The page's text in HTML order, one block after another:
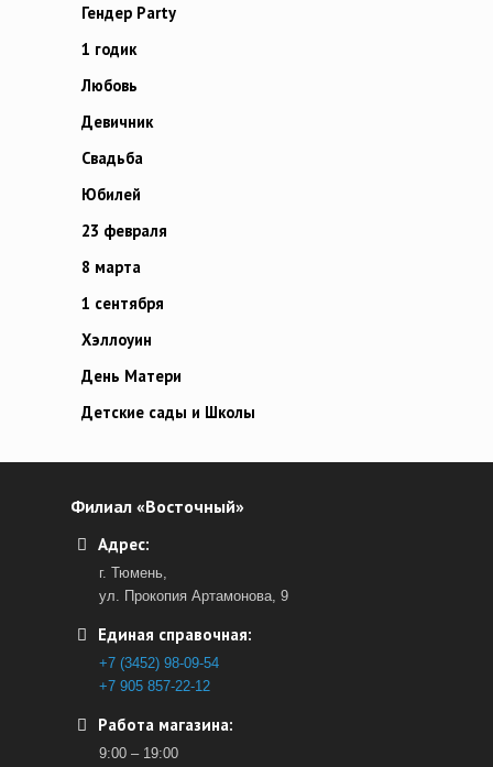
Гендер Party
1 годик
Любовь
Девичник
Свадьба
Юбилей
23 февраля
8 марта
1 сентября
Хэллоуин
День Матери
Детские сады и Школы
Филиал «Восточный»
Адрес:
г. Тюмень,
ул. Прокопия Артамонова, 9
Единая справочная:
+7 (3452) 98-09-54
+7 905 857-22-12
Работа магазина:
9:00 – 19:00